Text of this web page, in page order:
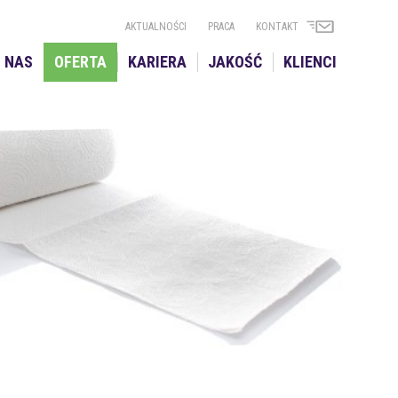
AKTUALNOŚCI PRACA KONTAKT
NAS OFERTA KARIERA JAKOŚĆ KLIENCI